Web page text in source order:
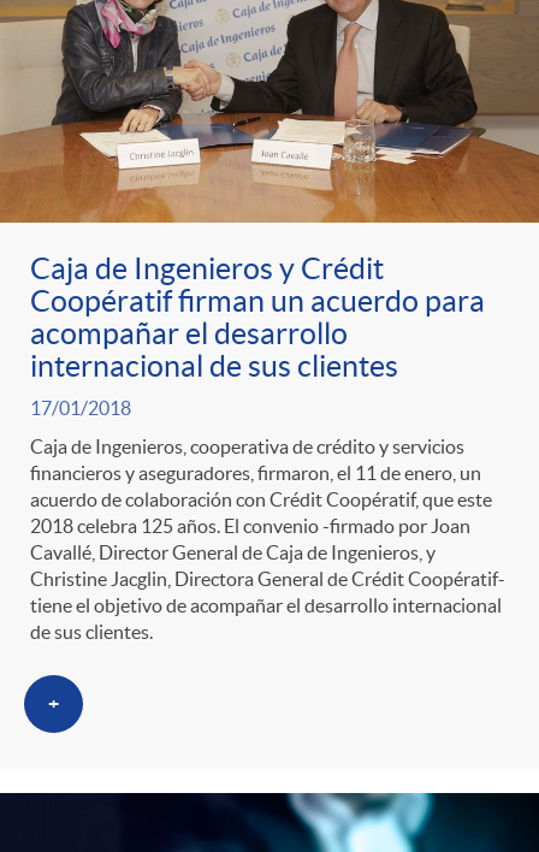
Caja de Ingenieros y Crédit
Coopératif firman un acuerdo para
acompañar el desarrollo
internacional de sus clientes
17/01/2018
Caja de Ingenieros, cooperativa de crédito y servicios
financieros y aseguradores, firmaron, el 11 de enero, un
acuerdo de colaboración con Crédit Coopératif, que este
2018 celebra 125 años. El convenio -firmado por Joan
Cavallé, Director General de Caja de Ingenieros, y
Christine Jacglin, Directora General de Crédit Coopératif-
tiene el objetivo de acompañar el desarrollo internacional
de sus clientes.
+